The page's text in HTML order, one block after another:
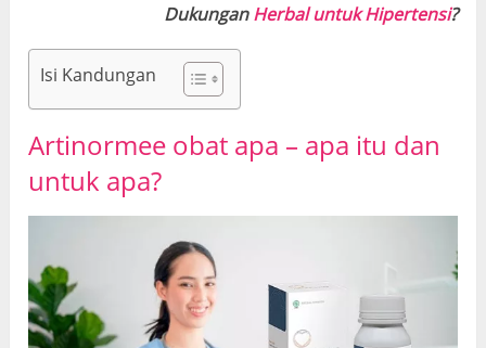
DukunganHerbal untuk Hipertensi?
Isi Kandungan
Artinormee obat apa – apa itu dan
untuk apa?